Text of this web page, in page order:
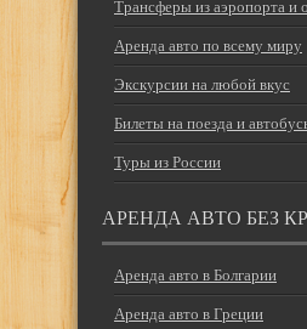
Трансферы из аэропорта и
Аренда авто по всему миру
Экскурсии на любой вкус
Билеты на поезда и
Туры из России
АРЕНДА АВТО БЕЗ
Аренда авто в Болгарии
Аренда авто в Греции